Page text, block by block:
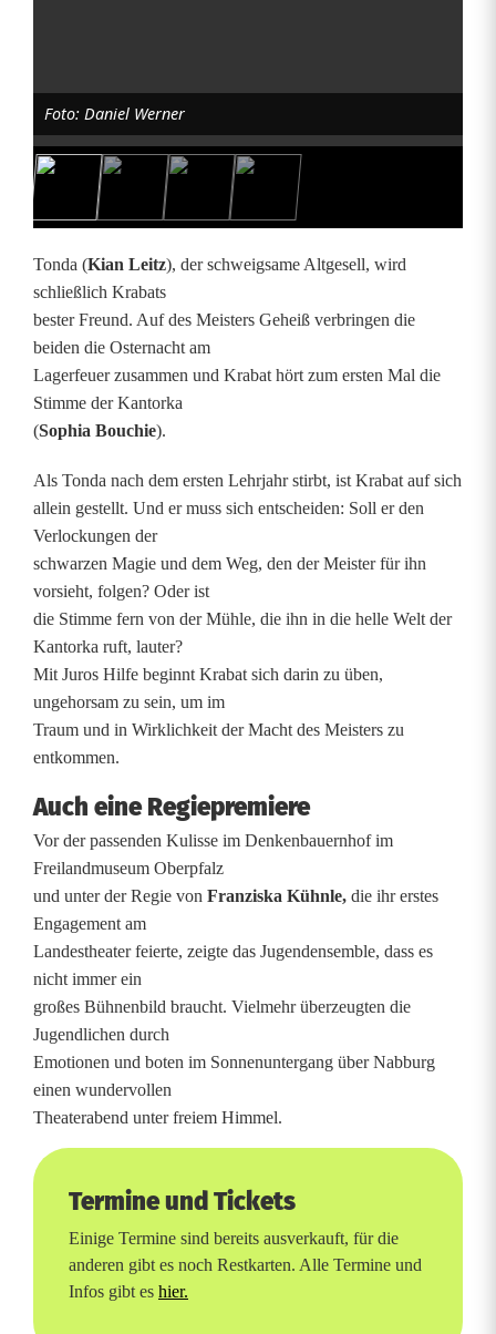
s
e
m
b
l
e
d
e
s
L
T
O
z
i
e
h
t
a
l
l
e
R
e
g
i
s
Foto: Daniel Werner
Tonda (Kian Leitz), der schweigsame Altgesell, wird
schließlich Krabats
bester Freund. Auf des Meisters Geheiß verbringen die
beiden die Osternacht am
Lagerfeuer zusammen und Krabat hört zum ersten Mal die
Stimme der Kantorka
(Sophia Bouchie).
Als Tonda nach dem ersten Lehrjahr stirbt, ist Krabat auf sich
allein gestellt. Und er muss sich entscheiden: Soll er den
Verlockungen der
schwarzen Magie und dem Weg, den der Meister für ihn
vorsieht, folgen? Oder ist
die Stimme fern von der Mühle, die ihn in die helle Welt der
Kantorka ruft, lauter?
Mit Juros Hilfe beginnt Krabat sich darin zu üben,
ungehorsam zu sein, um im
Traum und in Wirklichkeit der Macht des Meisters zu
entkommen.
Auch eine Regiepremiere
Vor der passenden Kulisse im Denkenbauernhof im
Freilandmuseum Oberpfalz
und unter der Regie von Franziska Kühnle, die ihr erstes
Engagement am
Landestheater feierte, zeigte das Jugendensemble, dass es
nicht immer ein
großes Bühnenbild braucht. Vielmehr überzeugten die
Jugendlichen durch
Emotionen und boten im Sonnenuntergang über Nabburg
einen wundervollen
Theaterabend unter freiem Himmel.
Termine und Tickets
Einige Termine sind bereits ausverkauft, für die
anderen gibt es noch Restkarten. Alle Termine und
Infos gibt es hier.